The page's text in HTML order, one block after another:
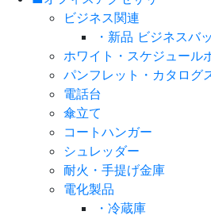
ビジネス関連
・新品 ビジネスバ
ホワイト・スケジュール
パンフレット・カタログ
電話台
傘立て
コートハンガー
シュレッダー
耐火・手提げ金庫
電化製品
・冷蔵庫